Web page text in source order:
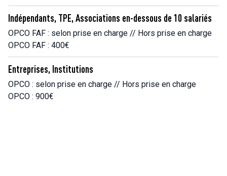
Indépendants, TPE, Associations en-dessous de 10 salariés
OPCO FAF : selon prise en charge // Hors prise en charge
OPCO FAF : 400€
Entreprises, Institutions
OPCO : selon prise en charge // Hors prise en charge
OPCO : 900€